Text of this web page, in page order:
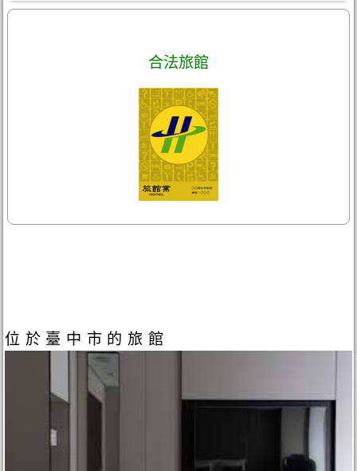
合法旅館
位於臺中市的旅館